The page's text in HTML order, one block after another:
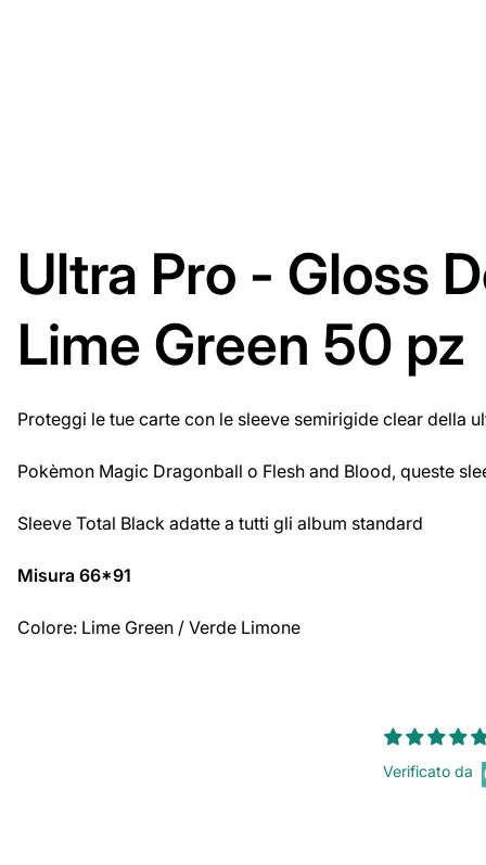
Ultra Pro - Gloss
Lime Green 50 pz
Proteggi le tue carte con le sleeve semirigide clear della
Pokèmon Magic Dragonball o Flesh and Blood, queste
Sleeve Total Black adatte a tutti gli album standard
Misura 66*91
Colore: Lime Green / Verde Limone
Verificato da